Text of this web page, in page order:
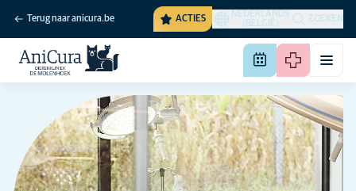
Terug naar anicura.be ACTIES
NEDERLANDS
(BELGIË)
ZOEKEN